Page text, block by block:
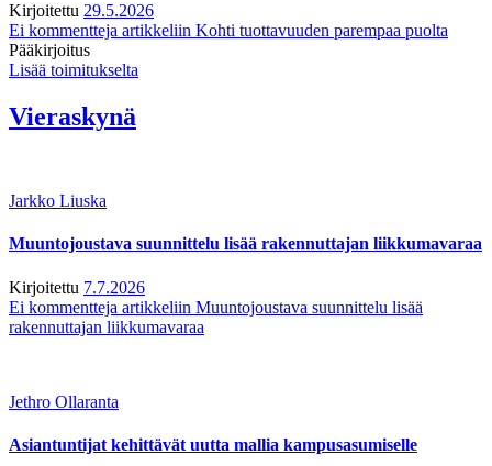
Kirjoitettu 29.5.2026
Ei kommentteja artikkeliin Kohti tuottavuuden parempaa puolta
Pääkirjoitus
Lisää toimitukselta
Vieraskynä
Jarkko Liuska
Muuntojoustava suunnittelu lisää rakennuttajan liikkumavaraa
Kirjoitettu 7.7.2026
Ei kommentteja artikkeliin Muuntojoustava suunnittelu lisää
rakennuttajan liikkumavaraa
Jethro Ollaranta
Asiantuntijat kehittävät uutta mallia kampusasumiselle